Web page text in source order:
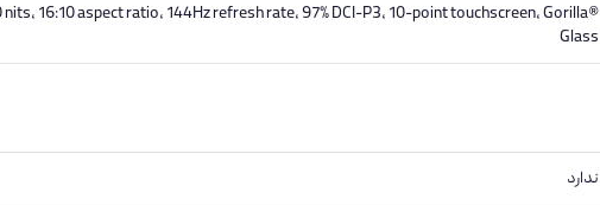
16:10 aspect ratio, 144Hz refresh rate, 97% DCI-P3, 10-point touchscreen, Gorilla®
Glass
ندارد